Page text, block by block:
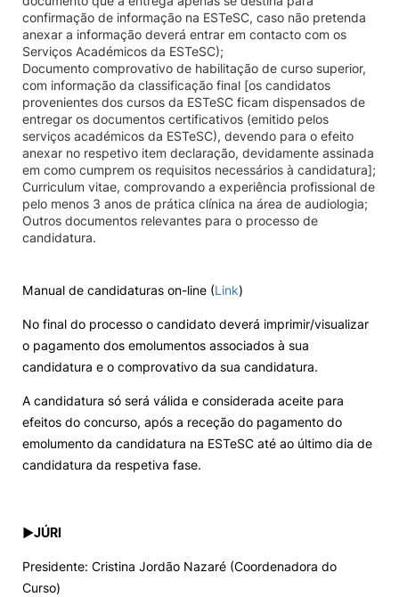
confirmação de informação na ESTeSC, caso não pretenda
anexar a informação deverá entrar em contacto com os
Serviços Académicos da ESTeSC);
Documento comprovativo de habilitação de curso superior,
com informação da classificação final [os candidatos
provenientes dos cursos da ESTeSC ficam dispensados de
entregar os documentos certificativos (emitido pelos
serviços académicos da ESTeSC), devendo para o efeito
anexar no respetivo item declaração, devidamente assinada
em como cumprem os requisitos necessários à candidatura];
Curriculum vitae, comprovando a experiência profissional de
pelo menos 3 anos de prática clínica na área de audiologia;
Outros documentos relevantes para o processo de
candidatura.
Manual de candidaturas on-line (Link)
No final do processo o candidato deverá imprimir/visualizar
o pagamento dos emolumentos associados à sua
candidatura e o comprovativo da sua candidatura.
A candidatura só será válida e considerada aceite para
efeitos do concurso, após a receção do pagamento do
emolumento da candidatura na ESTeSC até ao último dia de
candidatura da respetiva fase.
►JÚRI
Presidente: Cristina Jordão Nazaré (Coordenadora do
Curso)